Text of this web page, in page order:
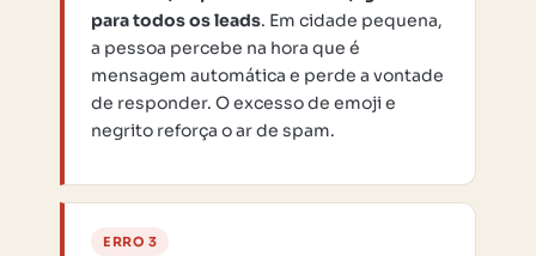
para todos os leads. Em cidade pequena,
a pessoa percebe na hora que é
mensagem automática e perde a vontade
de responder. O excesso de emoji e
negrito reforça o ar de spam.
ERRO 3